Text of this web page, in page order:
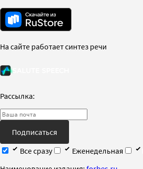
На сайте работает синтез речи
Рассылка:
Подписаться
Все сразу
Еженедельная